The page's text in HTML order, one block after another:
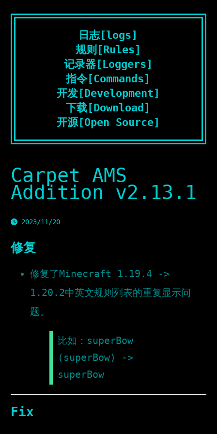
日志[logs]
规则[Rules]
记录器[Loggers]
指令[Commands]
开发[Development]
下载[Download]
开源[Open Source]
Carpet AMS
Addition v2.13.1
2023/11/20
修复
修复了Minecraft 1.19.4 ->
1.20.2中英文规则列表的重复显示问
题。
比如：superBow
(superBow) ->
superBow
Fix